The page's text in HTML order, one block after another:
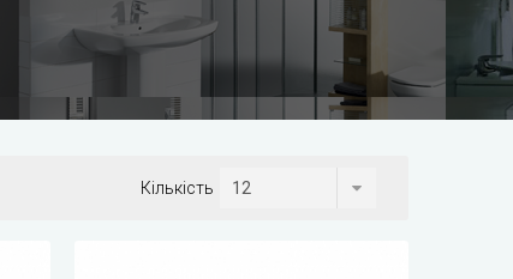
Кількість